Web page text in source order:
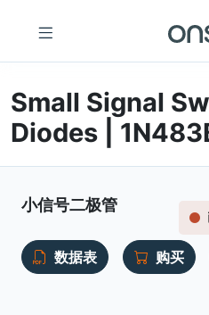
Small Signal
Diodes |
小信号二极管
数据表
购买